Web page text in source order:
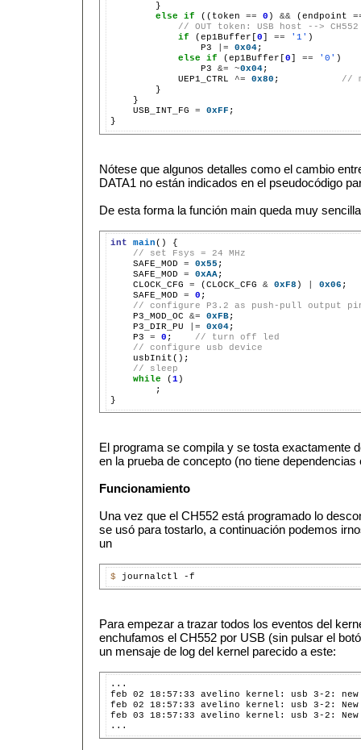
        }
else
if ((token == 0 ) && (endpoint
// OUT token: USB host -->
if (ep1Buffer[ 0 == '1' )
                P3
|= 0x04;
else
if (ep1Buffer[ 0 == '0' )
                P3
&= ~0x04;
            UEP1_CTRL
^= 0x80 ;
//
        }
    }
    USB_INT_FG
= 0xFF ;
Nótese que algunos detalles como el cambio
DATA1 no están indicados en el pseudocódigo
De esta forma la función main queda muy
int main() {
// set Fsys = 24 MHz
    SAFE_MOD
= 0x55 ;
    SAFE_MOD
= 0xAA;
    CLOCK_CFG
= (CLOCK_CFG & 0xF8 ) 0x06 ;
    SAFE_MOD
= 0 ;
// configure P3.2 as push-pull output
    P3_MOD_OC
&= 0xFB;
    P3_DIR_PU
|= 0x04;
    P3
= 0 ;
// turn off led
// configure usb device
    usbInit();
// sleep
while (1)
        ;
El programa se compila y se tosta exactamente
en la prueba de concepto (no tiene dependencias
Funcionamiento
Una vez que el CH552 está programado lo
se usó para tostarlo, a continuación podemos
un
$
Para empezar a trazar todos los eventos del
enchufamos el CH552 por USB (sin pulsar el
un mensaje de log del kernel parecido a este:
...
feb 02 18:57:33 avelino kernel: usb 3-2: new
feb 02 18:57:33 avelino kernel: usb 3-2: New
feb 03 18:57:33 avelino kernel: usb 3-2: New